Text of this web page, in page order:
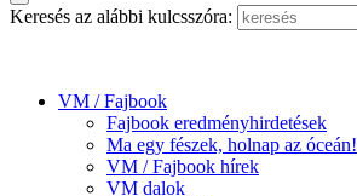
Keresés az alábbi kulcsszóra:
VM / Fajbook
Fajbook eredményhirdetések
Ma egy fészek, holnap az óceán!
VM / Fajbook hírek
VM dalok